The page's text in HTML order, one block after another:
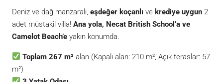
Deniz ve dağ manzaralı, eşdeğer koçanlı ve krediye uygun 2
adet müstakil villa! Ana yola, Necat British School’a ve
Camelot Beach’e yakın konumda.
Toplam 267 m² alan (Kapalı alan: 210 m², Açık teraslar: 57
m²)